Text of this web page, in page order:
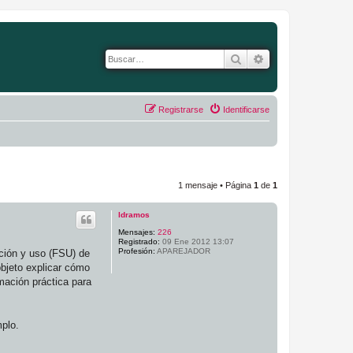
Buscar
Identificarse
Registrarse
1 mensaje • Página 1 de 1
ldramos
Mensajes: 226
Registrado: 09 Ene 2012 13:07
Profesión: APAREJADOR
y uso (FSU) de
explicar cómo
práctica para